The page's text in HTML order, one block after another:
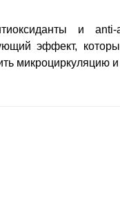
и
эффект,
микроциркуляцию